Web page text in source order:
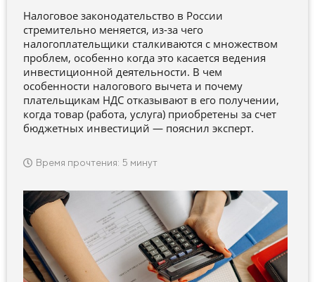
Налоговое законодательство в России
стремительно меняется, из-за чего
налогоплательщики сталкиваются с множеством
проблем, особенно когда это касается ведения
инвестиционной деятельности. В чем
особенности налогового вычета и почему
плательщикам НДС отказывают в его получении,
когда товар (работа, услуга) приобретены за счет
бюджетных инвестиций — пояснил эксперт.
Время прочтения: 5 минут